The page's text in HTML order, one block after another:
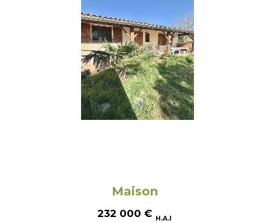
Maison
232 000 € H.A.I